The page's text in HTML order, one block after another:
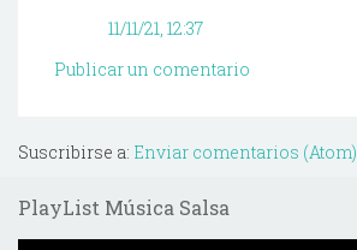
11/11/21, 12:37
Publicar un comentario
Suscribirse a: Enviar comentarios (Atom)
PlayList Música Salsa